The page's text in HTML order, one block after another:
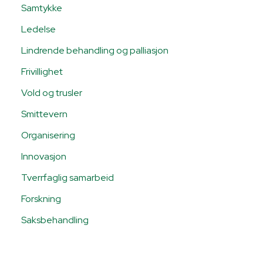
Samtykke
Ledelse
Lindrende behandling og palliasjon
Frivillighet
Vold og trusler
Smittevern
Organisering
Innovasjon
Tverrfaglig samarbeid
Forskning
Saksbehandling